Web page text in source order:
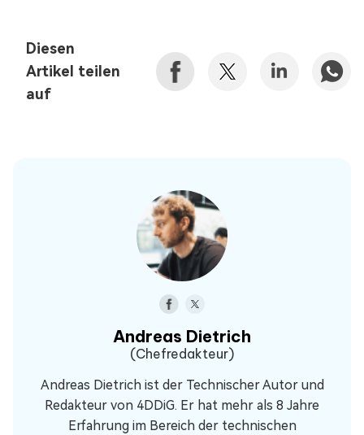
Diesen
Artikel teilen
auf
Andreas Dietrich
(Chefredakteur)
Andreas Dietrich ist der Technischer Autor und
Redakteur von 4DDiG. Er hat mehr als 8 Jahre
Erfahrung im Bereich der technischen